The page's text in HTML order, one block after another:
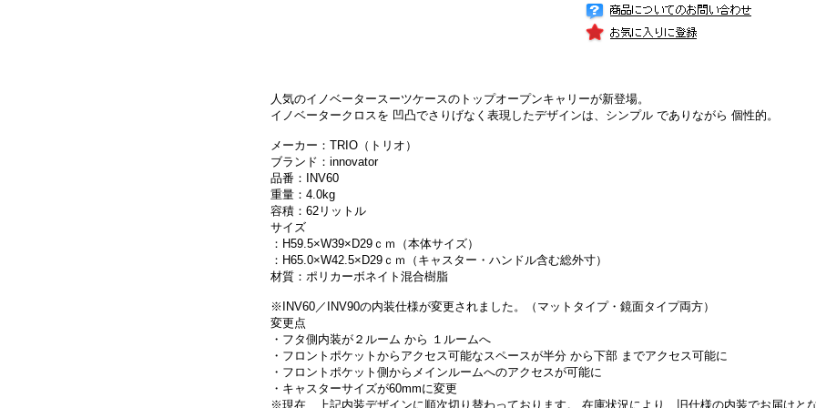
人気のイノベータースーツケースのトップオープンキャリーが新登場。
イノベータークロスを 凹凸でさりげなく表現したデザインは、シンプル でありながら 個性的。
メーカー：TRIO（トリオ）
ブランド：innovator
品番：INV60
重量：4.0kg
容積：62リットル
サイズ
：H59.5×W39×D29ｃｍ（本体サイズ）
：H65.0×W42.5×D29ｃｍ（キャスター・ハンドル含む総外寸）
材質：ポリカーボネイト混合樹脂
※INV60／INV90の内装仕様が変更されました。（マットタイプ・鏡面タイプ両方）
変更点
・フタ側内装が２ルーム から １ルームへ
・フロントポケットからアクセス可能なスペースが半分 から下部 までアクセス可能に
・フロントポケット側からメインルームへのアクセスが可能に
・キャスターサイズが60mmに変更
※現在、上記内装デザインに順次切り替わっております。 在庫状況により、旧仕様の内装でお届けと